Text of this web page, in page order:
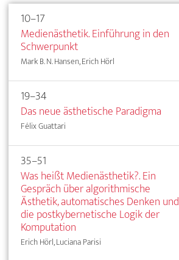
10–17
Medienästhetik. Einführung in den
Schwerpunkt
Mark B. N. Hansen, Erich Hörl
19–34
Das neue ästhetische Paradigma
Félix Guattari
35–51
Was heißt Medienästhetik?. Ein
Gespräch über algorithmische
Ästhetik, automatisches Denken und
die postkybernetische Logik der
Komputation
Erich Hörl, Luciana Parisi